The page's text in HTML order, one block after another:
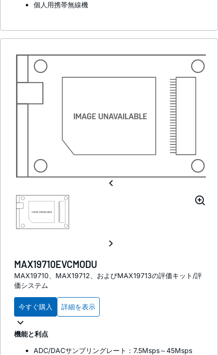
個人用携帯無線機
MAX19710EVCMODU
MAX19710、MAX19712、およびMAX19713の評価キット/評
価システム
今すぐ購入 詳細を表示
機能と利点
ADC/DACサンプリングレート：7.5Msps～45Msps